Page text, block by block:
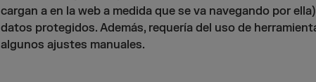
cargan a en la web a medida que se va navegando por
datos protegidos. Además, requería del uso de
algunos ajustes manuales.